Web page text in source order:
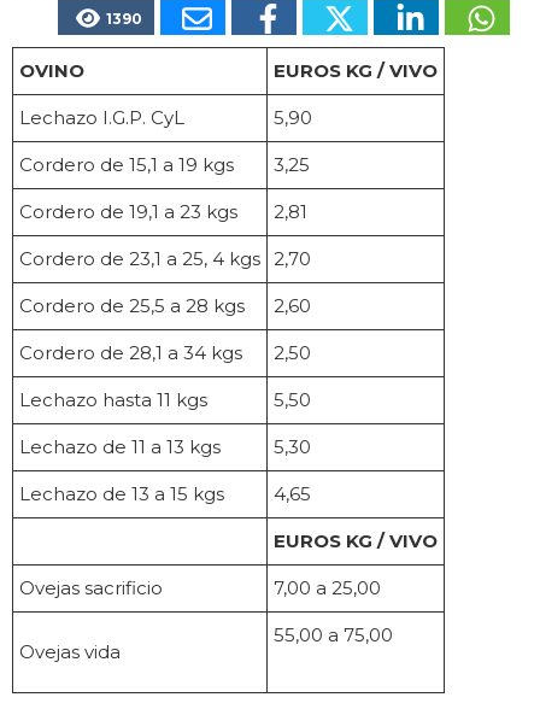
1390
OVINO EUROS KG / VIVO
Lechazo I.G.P. CyL 5,90
Cordero de 15,1 a 19 kgs 3,25
Cordero de 19,1 a 23 kgs 2,81
Cordero de 23,1 a 25, 4 kgs 2,70
Cordero de 25,5 a 28 kgs 2,60
Cordero de 28,1 a 34 kgs 2,50
Lechazo hasta 11 kgs 5,50
Lechazo de 11 a 13 kgs 5,30
Lechazo de 13 a 15 kgs 4,65
EUROS KG / VIVO
Ovejas sacrificio 7,00 a 25,00
Ovejas vida
55,00 a 75,00